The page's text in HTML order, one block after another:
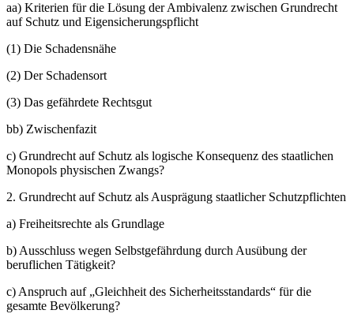
aa) Kriterien für die Lösung der Ambivalenz zwischen Grundrecht
auf Schutz und Eigensicherungspflicht
(1) Die Schadensnähe
(2) Der Schadensort
(3) Das gefährdete Rechtsgut
bb) Zwischenfazit
c) Grundrecht auf Schutz als logische Konsequenz des staatlichen
Monopols physischen Zwangs?
2. Grundrecht auf Schutz als Ausprägung staatlicher Schutzpflichten
a) Freiheitsrechte als Grundlage
b) Ausschluss wegen Selbstgefährdung durch Ausübung der
beruflichen Tätigkeit?
c) Anspruch auf „Gleichheit des Sicherheitsstandards“ für die
gesamte Bevölkerung?